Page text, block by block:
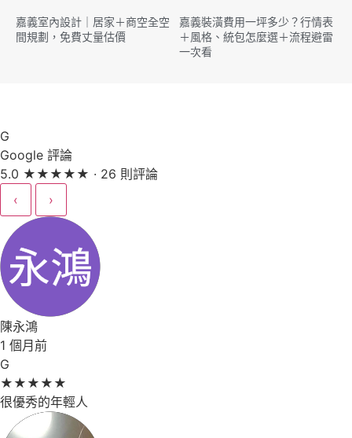
嘉義室內設計｜居家＋商空全空
間規劃，免費丈量估價
嘉義裝潢費用一坪多少？行情表
＋風格、統包怎麼選＋流程避雷
一次看
G
Google 評論
5.0 ★ ★ ★ ★ ★ · 26 則評論
‹
›
陳永鴻
1 個月前
G
★ ★ ★ ★ ★
很優秀的年輕人